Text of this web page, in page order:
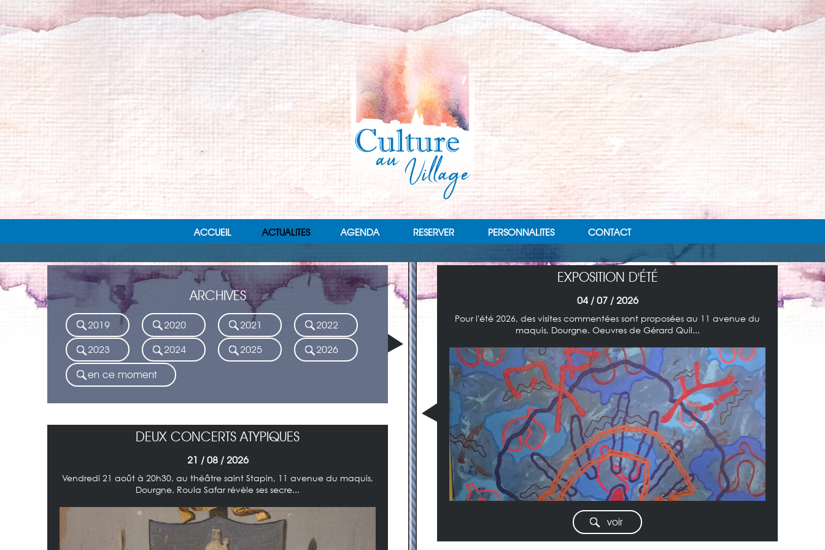
ACCUEIL ACTUALITES AGENDA RESERVER PERSONNALITES CONTACT
ARCHIVES
2019 2020 2021 2022
2023 2024 2025 2026
en ce moment
EXPOSITION D'ÉTÉ
04 / 07 / 2026
Pour l'été 2026, des visites commentées sont proposées au 11 avenue du
maquis, Dourgne. Oeuvres de Gérard Quil...
voir
DEUX CONCERTS ATYPIQUES
21 / 08 / 2026
Vendredi 21 août à 20h30, au théâtre saint Stapin, 11 avenue du maquis,
Dourgne, Roula Safar révèle ses secre...